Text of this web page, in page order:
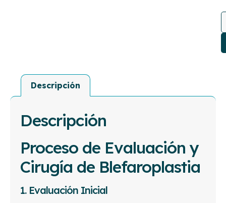
Descripción
Descripción
Proceso de Evaluación y
Cirugía de Blefaroplastia
1. Evaluación Inicial